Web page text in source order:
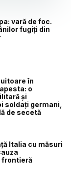
vară de foc.
fugiți din
în
o
și
soldați germani,
de secetă
Italia cu măsuri
frontieră